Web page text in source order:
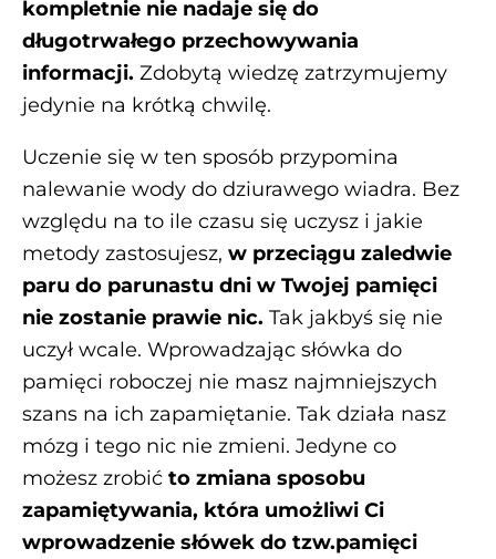
kompletnie nie nadaje się do
długotrwałego przechowywania
informacji. Zdobytą wiedzę zatrzymujemy
jedynie na krótką chwilę.
Uczenie się w ten sposób przypomina
nalewanie wody do dziurawego wiadra. Bez
względu na to ile czasu się uczysz i jakie
metody zastosujesz, w przeciągu zaledwie
paru do parunastu dni w Twojej pamięci
nie zostanie prawie nic. Tak jakbyś się nie
uczył wcale. Wprowadzając słówka do
pamięci roboczej nie masz najmniejszych
szans na ich zapamiętanie. Tak działa nasz
mózg i tego nic nie zmieni. Jedyne co
możesz zrobić to zmiana sposobu
zapamiętywania, która umożliwi Ci
wprowadzenie słówek do tzw.pamięci